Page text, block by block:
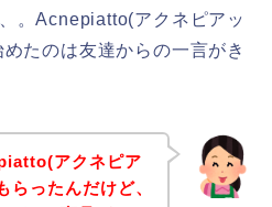
。Acnepiatto(アクネピアッ
たのは友達からの一言がき
アクネピア
らったんだけど、